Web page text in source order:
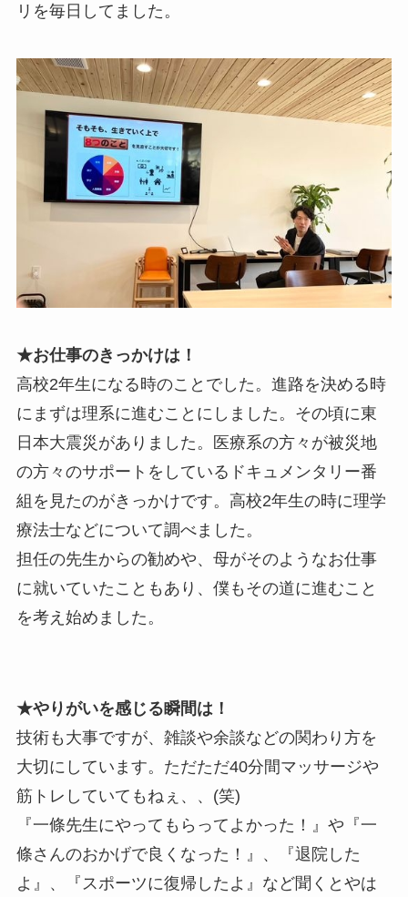
リを毎日してました。
★お仕事のきっかけは！
高校2年生になる時のことでした。進路を決める時
にまずは理系に進むことにしました。その頃に東
日本大震災がありました。医療系の方々が被災地
の方々のサポートをしているドキュメンタリー番
組を見たのがきっかけです。高校2年生の時に理学
療法士などについて調べました。
担任の先生からの勧めや、母がそのようなお仕事
に就いていたこともあり、僕もその道に進むこと
を考え始めました。
★やりがいを感じる瞬間は！
技術も大事ですが、雑談や余談などの関わり方を
大切にしています。ただただ40分間マッサージや
筋トレしていてもねぇ、、(笑)
『一條先生にやってもらってよかった！』や『一
條さんのおかげで良くなった！』、『退院した
よ』、『スポーツに復帰したよ』など聞くとやは